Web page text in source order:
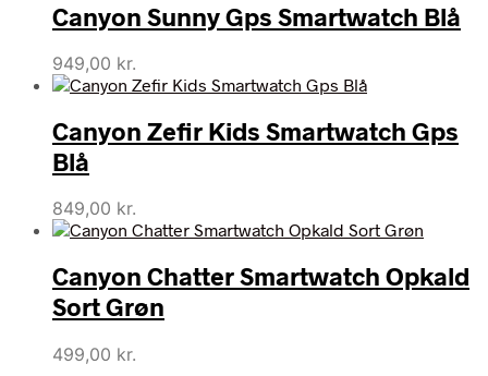
Canyon Sunny Gps Smartwatch Blå
949,00 kr.
Canyon Zefir Kids Smartwatch Gps
Blå
849,00 kr.
Canyon Chatter Smartwatch Opkald
Sort Grøn
499,00 kr.